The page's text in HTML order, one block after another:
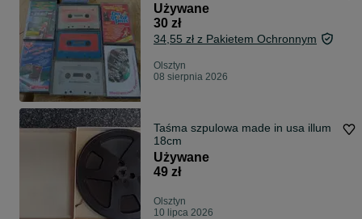
Używane
30 zł
34,55 zł z Pakietem Ochronnym
Olsztyn
08 sierpnia 2026
Taśma szpulowa made in usa illum
18cm
Używane
49 zł
Olsztyn
10 lipca 2026